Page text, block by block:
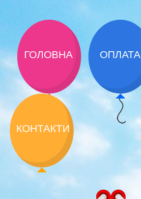
ГОЛОВНА ОПЛАТА
КОНТАКТИ